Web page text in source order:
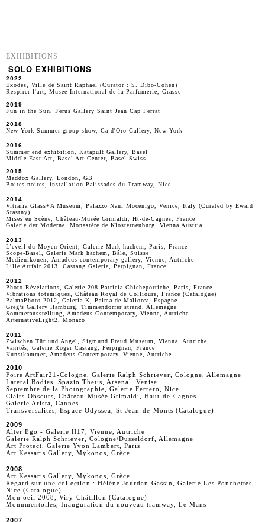
EXHIBITIONS
SOLO EXHIBITIONS
2022
Exodes, Ville de Saint Raphael (Curator : S. Dibo-Cohen)
Respirer l'art, Musée International de la Parfumerie, Grasse
2019
Fun in the Sun, Ferus Gallery Saint Jean Cap Ferrat
2018
New York Summer group show, Ca d'Oro Gallery, New York
2016
Summer end exhibition, Katapult Gallery, Basel
Middle East Art, Basel Art Center, Basel Swiss
2015
Maddox Gallery, London, GB
Boites noires, installation Palissades du Tramway, Nice
2014
Vitraria Glass+A Museum, Palazzo Nani Mocenigo, Venice, Italy (Curated by Ewald
Stastny)
Mises en Scène, Château-Musée Grimaldi, Ht-de-Cagnes, France
Galerie der Moderne, Monastère de Klosterneuburg, Vienna Austria
2013
L’eveil du Moyen-Orient, Galerie Mark hachem, Paris, France
Scope-Basel, Galerie Mark hachem, Bâle, Suisse
Medienikonen, Amadeus contemporary gallery, Vienne, Autriche
Lille Artfair 2013, Castang Galerie, Perpignan, France
2012
Photo-Révélations, Galerie 208 Patricia Chicheportiche, Paris, France
Vibrations totemiques, Château Royal de Collioure, France (Catalogue)
PalmaPhoto 2012, Galeria K, Palma de Mallorca, Espagne
Greg’s Gallery Hamburg, Timmendorfer strand, Allemagne
Sommerausstellung, Amadeus Contemporary, Vienne, Autriche
ArternativeLight2, Monaco
2011
Zwischen Tür und Angel, Sigmund Freud Museum, Vienna, Autriche
Vanités, Galerie Roger Castang, Perpignan, France
Kunstkammer, Amadeus Contemporary, Vienne, Autriche
2010
Foire ArtFair21-Cologne, Galerie Ralph Schriever, Cologne, Allemagne
Lateral Bodies, Spazio Thetis, Arsenal, Venise
Septembre de la Photographie, Galerie Ferrero, Nice
Clairs-Obscurs, Château-Musée Grimaldi, Haut-de-Cagnes
Galerie Arista, Cannes
Transversalités, Espace Odyssea, St-Jean-de-Monts (Catalogue)
2009
Alter Ego - Galerie H17, Vienne, Autriche
Galerie Ralph Schriever, Cologne/Düsseldorf, Allemagne
Art Protect, Galerie Yvon Lambert, Paris
Art Kessaris Gallery, Mykonos, Grèce
2008
Art Kessaris Gallery, Mykonos, Grèce
Regard sur une collection : Hélène Jourdan-Gassin, Galerie Les Ponchettes,
Nice (Catalogue)
Mon oeil 2008, Viry-Châtillon (Catalogue)
Monumentoiles, Inauguration du nouveau tramway, Le Mans
2007